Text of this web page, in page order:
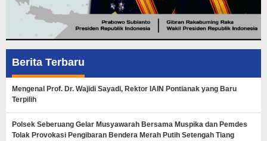
Berita Terbaru
Mengenal Prof. Dr. Wajidi Sayadi, Rektor IAIN Pontianak yang Baru
Terpilih
Polsek Seberuang Gelar Musyawarah Bersama Muspika dan Pemdes
Tolak Provokasi Pengibaran Bendera Merah Putih Setengah Tiang